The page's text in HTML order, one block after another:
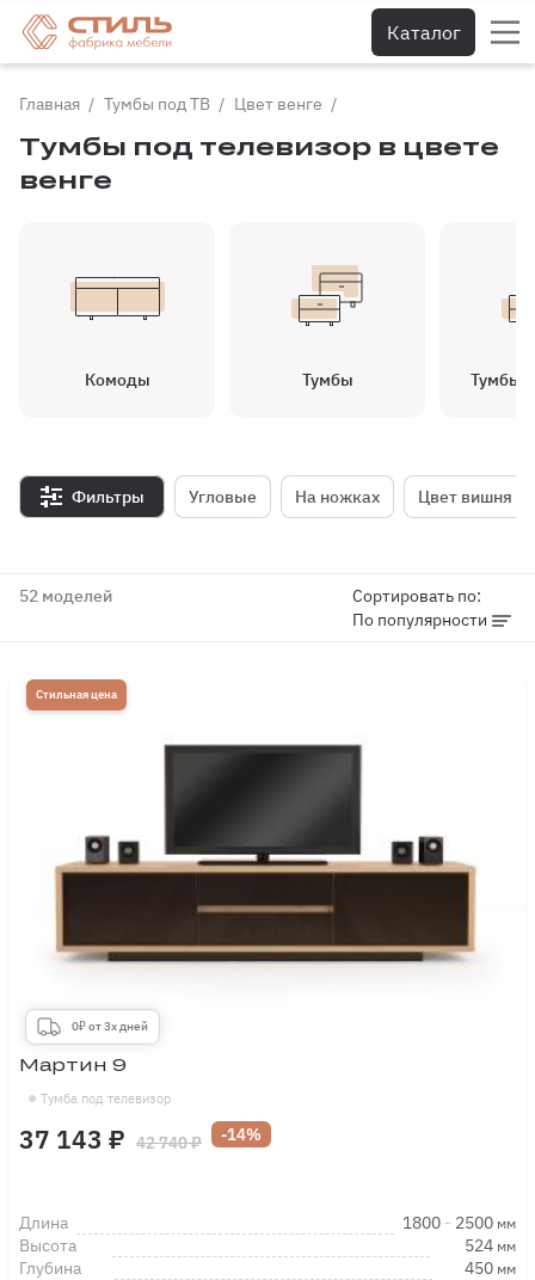
Каталог
Главная Тумбы под ТВ Цвет венге
Тумбы под телевизор в цвете
венге
Комоды Тумбы Тумбы
Фильтры Угловые На ножках Цвет вишня
52 моделей
Сортировать по:
По популярности
Стильная цена
0₽ от 3х дней
Тумба под телевизор
Мартин 9
37 143 ₽ 42 740 ₽ -14%
Длина 1800 - 2500 мм
Высота 524 мм
Глубина 450 мм